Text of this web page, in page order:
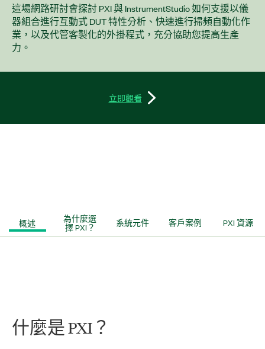
這場網路研討會探討 PXI 與 InstrumentStudio 如何支援以儀
器組合進行互動式 DUT 特性分析、快速進行掃頻自動化作
業，以及代管客製化的外掛程式，充分協助您提高生產
力。
立即觀看
概述 為什麼選
擇 PXI？ 系統元件 客戶案例 PXI 資源
什麼是 PXI？